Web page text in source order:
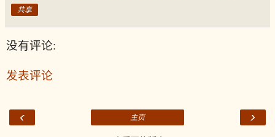
共享
没有评论:
发表评论
‹ ›
主页